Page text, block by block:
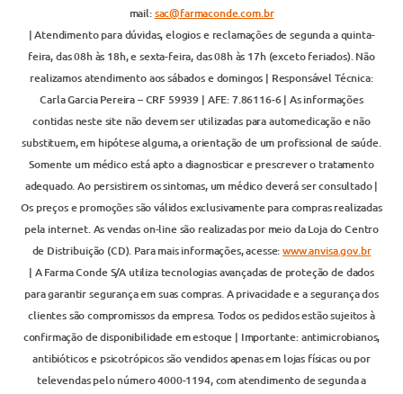
mail:sac@farmaconde.com.br
| Atendimento para dúvidas, elogios e reclamações de segunda a quinta-
feira, das 08h às 18h, e sexta-feira, das 08h às 17h (exceto feriados). Não
realizamos atendimento aos sábados e domingos | Responsável Técnica:
Carla Garcia Pereira – CRF 59939 | AFE: 7.86116-6 | As informações
contidas neste site não devem ser utilizadas para automedicação e não
substituem, em hipótese alguma, a orientação de um profissional de saúde.
Somente um médico está apto a diagnosticar e prescrever o tratamento
adequado. Ao persistirem os sintomas, um médico deverá ser consultado |
Os preços e promoções são válidos exclusivamente para compras realizadas
pela internet. As vendas on-line são realizadas por meio da Loja do Centro
de Distribuição (CD). Para mais informações, acesse:www.anvisa.gov.br
| A Farma Conde S/A utiliza tecnologias avançadas de proteção de dados
para garantir segurança em suas compras. A privacidade e a segurança dos
clientes são compromissos da empresa. Todos os pedidos estão sujeitos à
confirmação de disponibilidade em estoque | Importante: antimicrobianos,
antibióticos e psicotrópicos são vendidos apenas em lojas físicas ou por
televendas pelo número 4000-1194, com atendimento de segunda a